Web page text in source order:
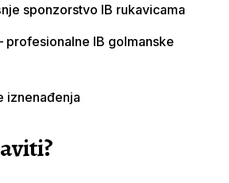
sponzorstvo IB rukavicama
profesionalne IB golmanske
iznenađenja